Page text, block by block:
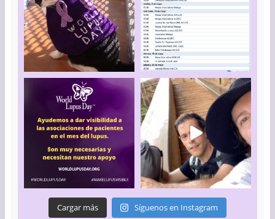
Cargar más Síguenos en Instagram